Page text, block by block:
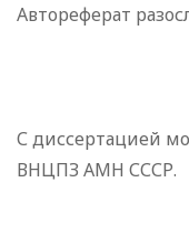
Автореферат
С диссертацией
ВНЦПЗ АМН СССР.